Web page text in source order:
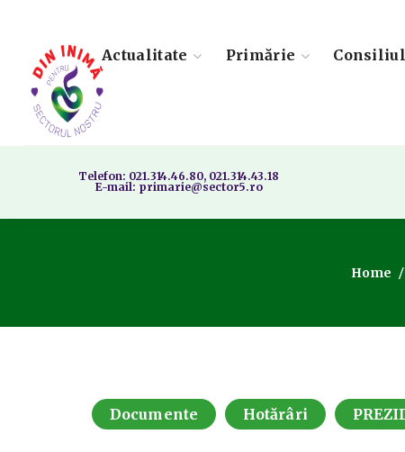
Actualitate Primărie
Telefon: 021.314.46.80, 021.314.43.18
E-mail: primarie@sector5.ro
Home
Documente Hotărâri